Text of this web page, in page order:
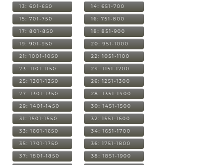
13: 601-650 14: 651-700
15: 701-750 16: 751-800
17: 801-850 18: 851-900
19: 901-950 20: 951-1000
21: 1001-1050 22: 1051-1100
23: 1101-1150 24: 1151-1200
25: 1201-1250 26: 1251-1300
27: 1301-1350 28: 1351-1400
29: 1401-1450 30: 1451-1500
31: 1501-1550 32: 1551-1600
33: 1601-1650 34: 1651-1700
35: 1701-1750 36: 1751-1800
37: 1801-1850 38: 1851-1900